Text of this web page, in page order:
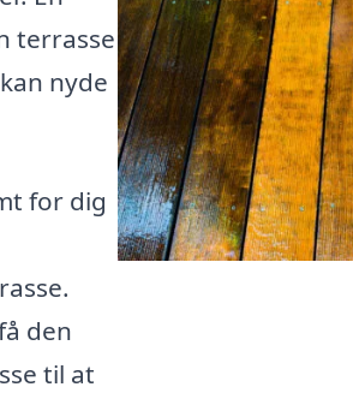
terrasse
nyde
for dig
den
til at